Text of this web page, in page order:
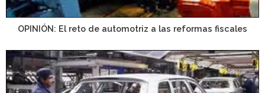
OPINIÓN: El reto de automotriz a las reformas fiscales